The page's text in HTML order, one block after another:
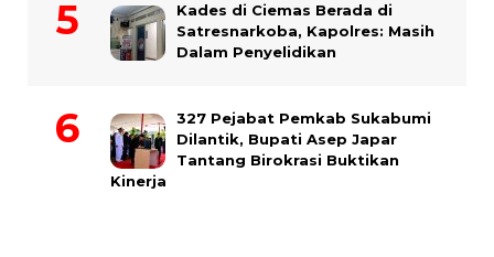
Kades di Ciemas Berada di
Satresnarkoba, Kapolres: Masih
Dalam Penyelidikan
327 Pejabat Pemkab Sukabumi
Dilantik, Bupati Asep Japar
Tantang Birokrasi Buktikan
Kinerja